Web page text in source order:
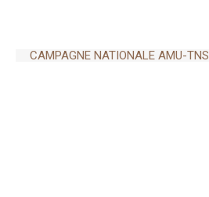
CAMPAGNE NATIONALE AMU-TNS